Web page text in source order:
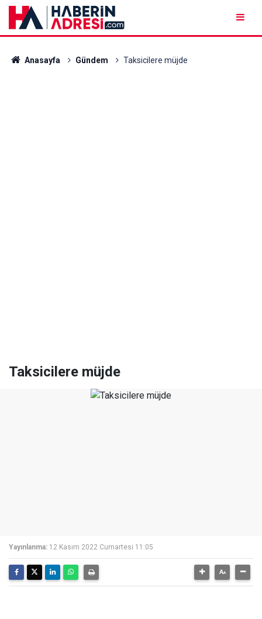
Anasayfa Gündem Taksicilere müjde
Taksicilere müjde
Yayınlanma: 12 Kasım 2022 Cumartesi 11:05